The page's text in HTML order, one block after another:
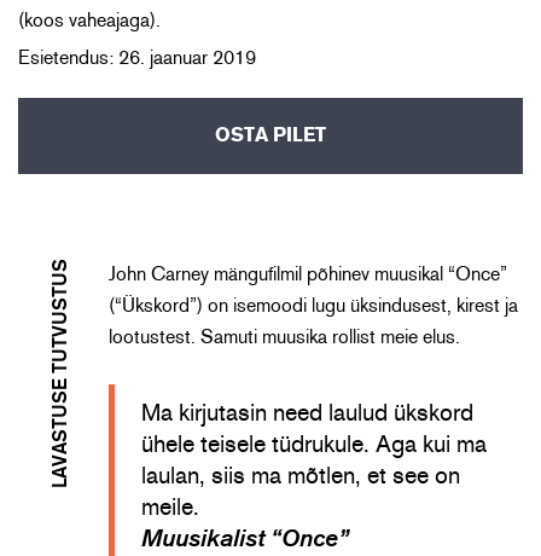
(koos vaheajaga).
Esietendus: 26. jaanuar 2019
OSTA PILET
LAVASTUSE TUTVUSTUS
John Carney mängufilmil põhinev muusikal “Once”
(“Ükskord”) on isemoodi lugu üksindusest, kirest ja
lootustest. Samuti muusika rollist meie elus.
Ma kirjutasin need laulud ükskord
ühele teisele tüdrukule. Aga kui ma
laulan, siis ma mõtlen, et see on
meile.
Muusikalist “Once”